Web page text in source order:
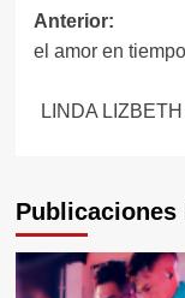
de
entradas
Anterior:
el amor en
LINDA
Publicaciones